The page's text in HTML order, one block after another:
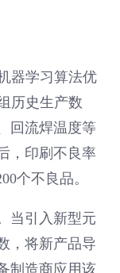
器学习算法优
历史生产数
回流焊温度等
，印刷不良率
个不良品。
当引入新型元
，将新产品导
制造商应用该